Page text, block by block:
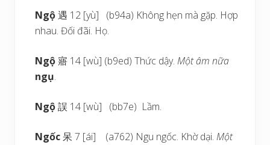
Ngộ遇 12 [yù] (b94a) Không hẹn mà gặp. Hợp
nhau. Đối đãi. Họ.
Ngộ寤 14 [wù] (b9ed) Thức dậy.Một âm nữa
ngụ.
Ngộ誤 14 [wù] (bb7e) Lầm.
Ngốc呆 7 [ái] (a762) Ngu ngốc. Khờ dại.Một